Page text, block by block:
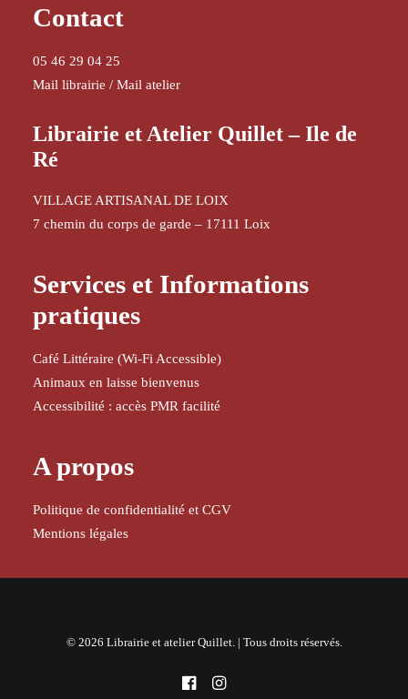
Contact
05 46 29 04 25
Mail librairie / Mail atelier
Librairie et Atelier Quillet – Ile de
Ré
VILLAGE ARTISANAL DE LOIX
7 chemin du corps de garde – 17111 Loix
Services et Informations
pratiques
Café Littéraire (Wi-Fi Accessible)
Animaux en laisse bienvenus
Accessibilité : accès PMR facilité
A propos
Politique de confidentialité et CGV
Mentions légales
© 2026 Librairie et atelier Quillet. | Tous droits réservés.